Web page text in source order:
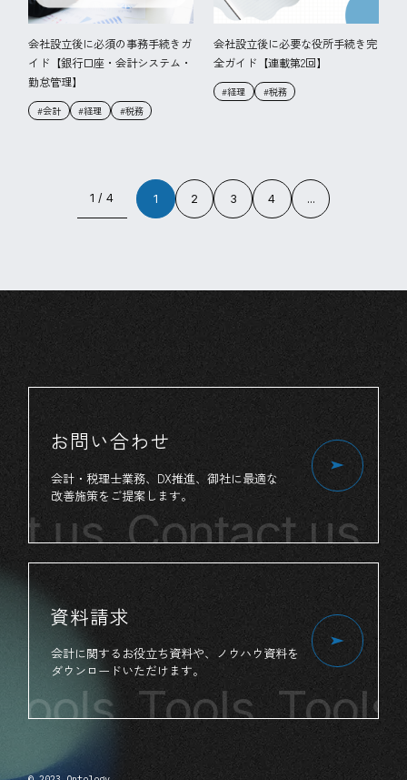
会社設立後に必須の事務手続きガ
イド【銀行口座・会計システム・
勤怠管理】
#会計 #経理 #税務
会社設立後に必要な役所手続き完
全ガイド【連載第2回】
#経理 #税務
1 / 4 1 2 3 4 ...
usContact us
お問い合わせ
会計・税理士業務、 DX推進、 御社に最適な
改善施策を ご提案します。
Tools Tools
資料請求
会計に関する お役立ち資料や、 ノウハウ資料を
ダウンロードいただけます。